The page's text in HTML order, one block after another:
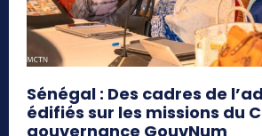
Sénégal : Des cadres de
édifiés sur les missions du
gouvernance GouvNum